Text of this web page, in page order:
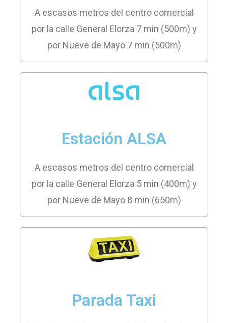
A escasos metros del centro comercial
por la calle General Elorza 7 min (500m) y
por Nueve de Mayo 7 min (500m)
Estación ALSA
A escasos metros del centro comercial
por la calle General Elorza 5 min (400m) y
por Nueve de Mayo 8 min (650m)
Parada Taxi